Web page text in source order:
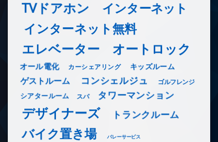
TVドアホン インターネット
インターネット無料
エレベーター オートロック
オール電化 カーシェアリング キッズルーム
ゲストルーム コンシェルジュ ゴルフレンジ
シアタールーム スパ タワーマンション
デザイナーズ トランクルーム
バイク置き場 バレーサービス